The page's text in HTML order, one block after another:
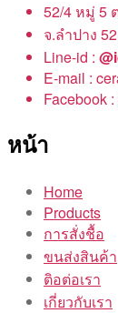
52/4 หมู่ 5
จ.ลำปาง
Line-id :
E-mail :
Facebook
หน้า
Home
Products
การสั่งชื้อ
ขนส่งสินค้า
ติอต่อเรา
เกี่ยวกับเรา